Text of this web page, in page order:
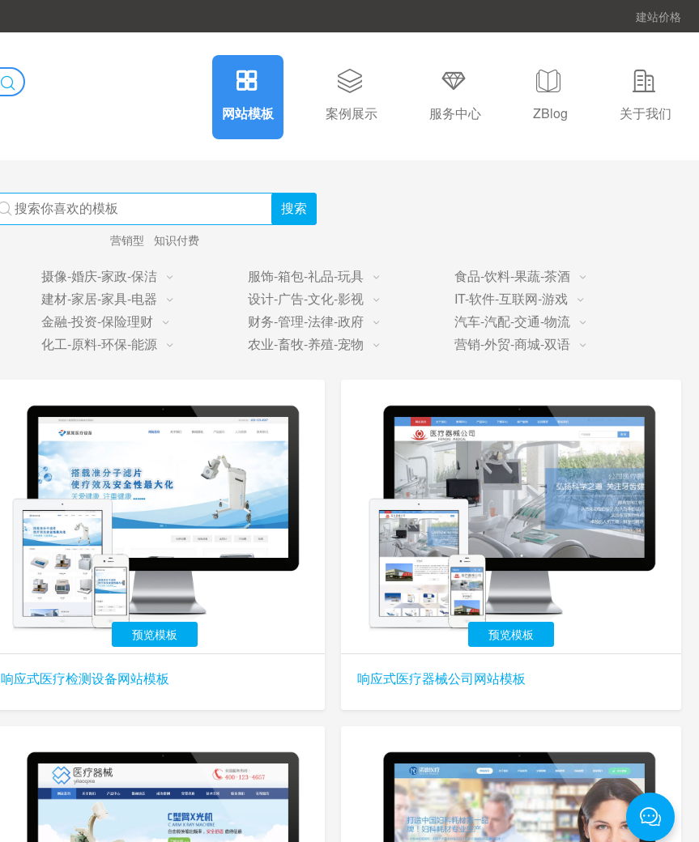
建站价格
网站模板 案例展示 服务中心 ZBlog 关于我们
营销型 知识付费
摄像-婚庆-家政-保洁 服饰-箱包-礼品-玩具
食品-饮料-果蔬-茶酒
建材-家居-家具-电器 设计-广告-文化-影视
IT-软件-互联网-游戏
金融-投资-保险理财 财务-管理-法律-政府
汽车-汽配-交通-物流
化工-原料-环保-能源 农业-畜牧-养殖-宠物 营销-外贸-商城-双语
预览模板
响应式医疗检测设备网站模板
预览模板
响应式医疗器械公司网站模板